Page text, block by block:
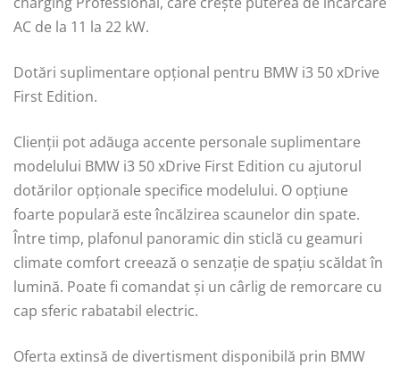
AC de la 11 la 22 kW.
Dotări suplimentare opțional pentru BMW i3 50 xDrive
First Edition.
Clienții pot adăuga accente personale suplimentare
modelului BMW i3 50 xDrive First Edition cu ajutorul
dotărilor opționale specifice modelului. O opțiune
foarte populară este încălzirea scaunelor din spate.
Între timp, plafonul panoramic din sticlă cu geamuri
climate comfort creează o senzație de spațiu scăldat în
lumină. Poate fi comandat și un cârlig de remorcare cu
cap sferic rabatabil electric.
Oferta extinsă de divertisment disponibilă prin BMW